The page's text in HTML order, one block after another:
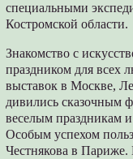
специальными
Костромской области.
Знакомство с
праздником для всех
выставок в Москве,
дивились сказочным
веселым праздникам
Особым успехом
Честнякова в